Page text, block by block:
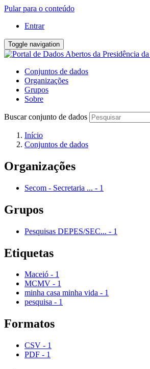
Pular para o conteúdo
Entrar
Toggle navigation
Conjuntos de dados
Organizações
Grupos
Sobre
Buscar conjunto de dados
Início
Conjuntos de dados
Organizações
Secom - Secretaria ... - 1
Grupos
Pesquisas DEPES/SEC... - 1
Etiquetas
Maceió - 1
MCMV - 1
minha casa minha vida - 1
pesquisa - 1
Formatos
CSV - 1
PDF - 1